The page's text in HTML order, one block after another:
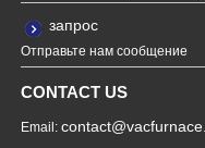
запрос
Отправьте нам сообщение
CONTACT US
Email: